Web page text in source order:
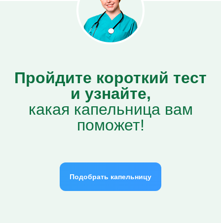
Пройдите короткий тест
и узнайте,
какая капельница вам
поможет!
Подобрать капельницу